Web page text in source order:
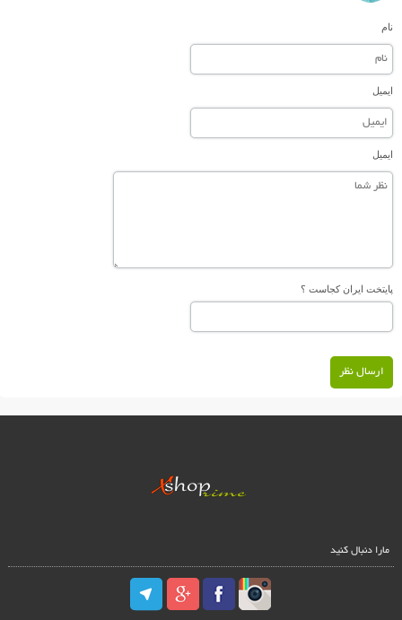
نام
ایمیل
ایمیل
پایتخت ایران کجاست ؟
ارسال نظر
مارا دنبال کنید